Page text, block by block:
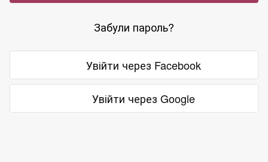
Забули пароль?
Увійти через Facebook
Увійти через Google